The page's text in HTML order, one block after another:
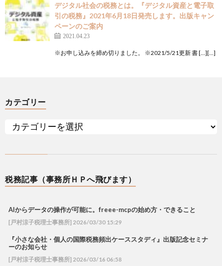
デジタル社会の税務とは。『デジタル資産と電子取
引の税務』2021年6月18日発売します。出版キャン
ペーンのご案内
2021.04.23
※お申し込みを締め切りました。 ※2021/5/21更新 書 […][…]
カテゴリー
税務記事（事務所ＨＰへ飛びます）
AIからデータの操作が可能に。freee-mcpの始め方・できること
[戸村涼子税理士事務所] 2026/03/30 15:29
『小さな会社・個人の国際税務頻出ケーススタディ』出版記念セミナ
ーのお知らせ
[戸村涼子税理士事務所] 2026/03/16 06:58